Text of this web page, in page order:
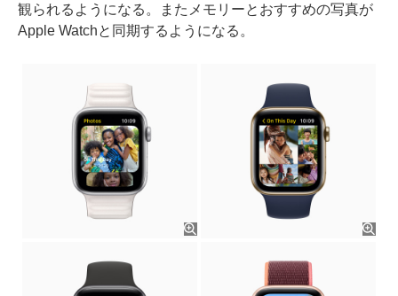
観られるようになる。またメモリーとおすすめの写真が
Apple Watchと同期するようになる。